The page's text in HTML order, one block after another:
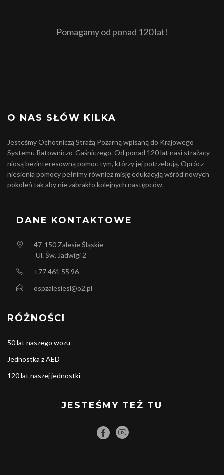
Pomagamy od ponad 120 lat!
O NAS SŁÓW KILKA
Jesteśmy Ochotniczą Strażą Pożarną wpisaną do Krajowego
Systemu Ratowniczo-Gaśniczego. Od ponad 120 lat nasi strażacy
niosą bezinteresowną pomoc tym, którzy jej potrzebują. Oprócz
niesienia pomocy pełnimy również misję edukacyją wśród nowych
pokoleń tak aby nie zabrakło kolejnych następców.
DANE KONTAKTOWE
47-150 Zalesie Śląskie
Ul. Św. Jadwigi 2
+77 461 55 96
ospzalesiesl@o2.pl
RÓŻNOŚCI
50 lat naszego wozu
Jednostka z AED
120 lat naszej jednostki
JESTEŚMY TEŻ TU